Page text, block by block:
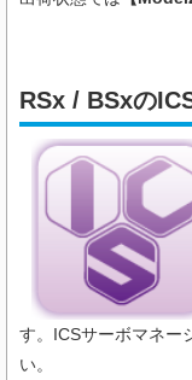
RSx / BSxの
す。ICSサーボマネー
い。